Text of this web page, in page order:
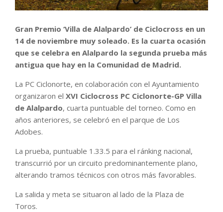
Gran Premio ‘Villa de Alalpardo’ de Ciclocross en un
14 de noviembre muy soleado. Es la cuarta ocasión
que se celebra en Alalpardo la segunda prueba más
antigua que hay en la Comunidad de Madrid.
La PC Ciclonorte, en colaboración con el Ayuntamiento
organizaron el XVI Ciclocross PC Ciclonorte-GP Villa
de Alalpardo, cuarta puntuable del torneo. Como en
años anteriores, se celebró en el parque de Los
Adobes.
La prueba, puntuable 1.33.5 para el ránking nacional,
transcurrió por un circuito predominantemente plano,
alterando tramos técnicos con otros más favorables.
La salida y meta se situaron al lado de la Plaza de
Toros.